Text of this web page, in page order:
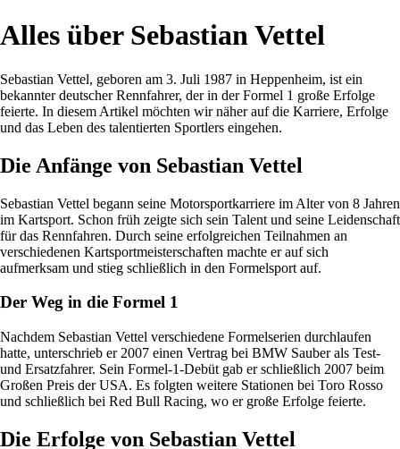
Alles über Sebastian Vettel
Sebastian Vettel, geboren am 3. Juli 1987 in Heppenheim, ist ein
bekannter deutscher Rennfahrer, der in der Formel 1 große Erfolge
feierte. In diesem Artikel möchten wir näher auf die Karriere, Erfolge
und das Leben des talentierten Sportlers eingehen.
Die Anfänge von Sebastian Vettel
Sebastian Vettel begann seine Motorsportkarriere im Alter von 8 Jahren
im Kartsport. Schon früh zeigte sich sein Talent und seine Leidenschaft
für das Rennfahren. Durch seine erfolgreichen Teilnahmen an
verschiedenen Kartsportmeisterschaften machte er auf sich
aufmerksam und stieg schließlich in den Formelsport auf.
Der Weg in die Formel 1
Nachdem Sebastian Vettel verschiedene Formelserien durchlaufen
hatte, unterschrieb er 2007 einen Vertrag bei BMW Sauber als Test-
und Ersatzfahrer. Sein Formel-1-Debüt gab er schließlich 2007 beim
Großen Preis der USA. Es folgten weitere Stationen bei Toro Rosso
und schließlich bei Red Bull Racing, wo er große Erfolge feierte.
Die Erfolge von Sebastian Vettel